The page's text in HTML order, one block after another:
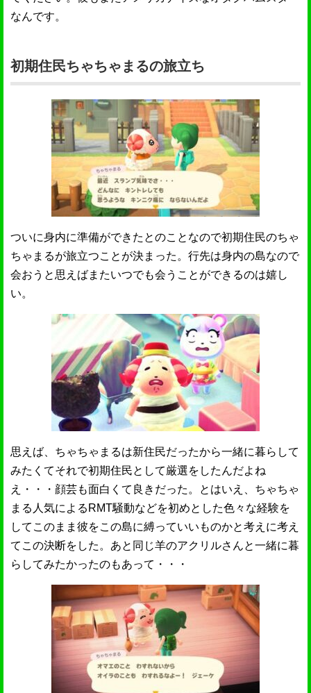
なんです。
初期住民ちゃちゃまるの旅立ち
ついに身内に準備ができたとのことなので初期住民のちゃ
ちゃまるが旅立つことが決まった。行先は身内の島なので
会おうと思えばまたいつでも会うことができるのは嬉し
い。
思えば、ちゃちゃまるは新住民だったから一緒に暮らして
みたくてそれで初期住民として厳選をしたんだよね
え・・・顔芸も面白くて良きだった。とはいえ、ちゃちゃ
まる人気によるRMT騒動などを初めとした色々な経験を
してこのまま彼をこの島に縛っていいものかと考えに考え
てこの決断をした。あと同じ羊のアクリルさんと一緒に暮
らしてみたかったのもあって・・・